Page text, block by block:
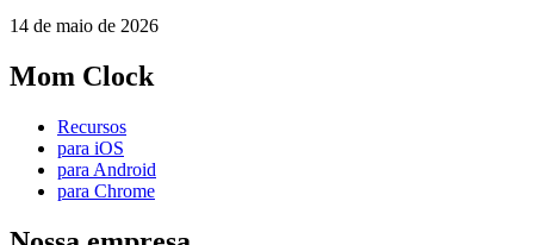
14 de maio de 2026
Mom Clock
Recursos
para iOS
para Android
para Chrome